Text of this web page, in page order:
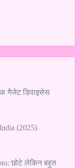
गैजेट डिवाइसेस
(2025)
छोटे लेकिन बहुत